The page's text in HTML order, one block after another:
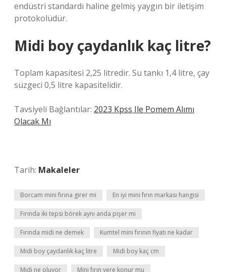
endüstri standardı haline gelmiş yaygın bir iletişim
protokolüdür.
Midi boy çaydanlık kaç litre?
Toplam kapasitesi 2,25 litredir. Su tankı 1,4 litre, çay
süzgeci 0,5 litre kapasitelidir.
Tavsiyeli Bağlantılar: 2023 Kpss Ile Pomem Alımı
Olacak Mı
Tarih: Makaleler
Borcam mini fırına girer mi En iyi mini fırın markası hangisi
Fırında iki tepsi börek aynı anda pişer mi
Fırında midi ne demek Kumtel mini fırının fiyatı ne kadar
Midi boy çaydanlık kaç litre Midi boy kaç cm
Midi ne oluyor Mini fırın yere konur mu